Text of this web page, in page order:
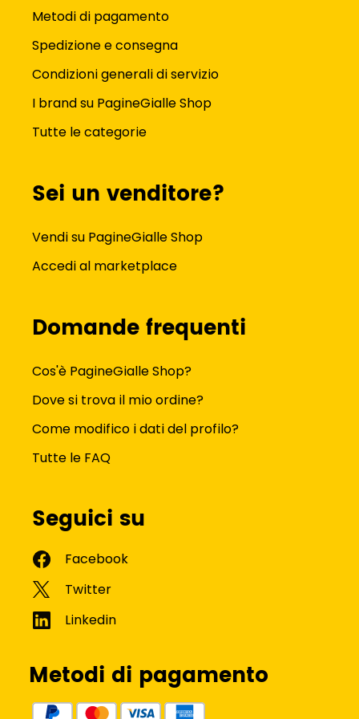
Metodi di pagamento
Spedizione e consegna
Condizioni generali di servizio
I brand su PagineGialle Shop
Tutte le categorie
Sei un venditore?
Vendi su PagineGialle Shop
Accedi al marketplace
Domande frequenti
Cos'è PagineGialle Shop?
Dove si trova il mio ordine?
Come modifico i dati del profilo?
Tutte le FAQ
Seguici su
Metodi di pagamento